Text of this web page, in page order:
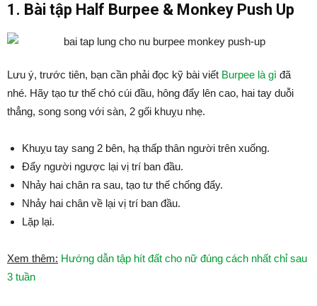
1. Bài tập Half Burpee & Monkey Push Up
Lưu ý, trước tiên, bạn cần phải đọc kỹ bài viết Burpee là gì đã
nhé. Hãy tạo tư thế chó cúi đầu, hông đẩy lên cao, hai tay duỗi
thẳng, song song với sàn, 2 gối khuỵu nhẹ.
Khuỵu tay sang 2 bên, hạ thấp thân người trên xuống.
Đẩy người ngược lại vị trí ban đầu.
Nhảy hai chân ra sau, tạo tư thế chống đẩy.
Nhảy hai chân về lại vị trí ban đầu.
Lặp lại.
Xem thêm: Hướng dẫn tập hít đất cho nữ đúng cách nhất chỉ sau
3 tuần